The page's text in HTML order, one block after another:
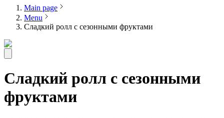
Main page
Menu
Сладкий ролл с сезонными фруктами
Сладкий ролл с сезонными
фруктами